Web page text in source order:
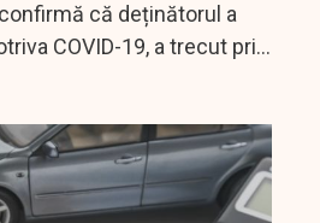
că deținătorul a
COVID-19, a trecut prin
cu rezultat negativ,